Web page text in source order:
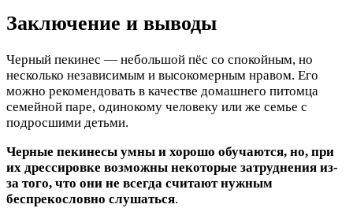
Заключение и выводы
Черный пекинес — небольшой пёс со спокойным, но
несколько независимым и высокомерным нравом. Его
можно рекомендовать в качестве домашнего питомца
семейной паре, одинокому человеку или же семье с
подросшими детьми.
Черные пекинесы умны и хорошо обучаются, но, при
их дрессировке возможны некоторые затруднения из-
за того, что они не всегда считают нужным
беспрекословно слушаться.